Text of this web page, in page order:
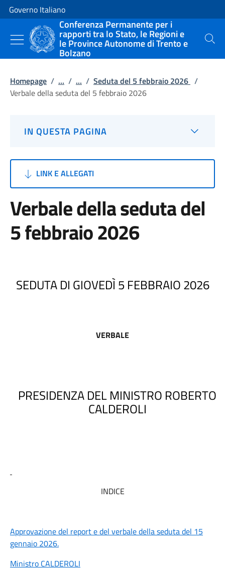
Vai al contenuto
Vai alla navigazione del sito
Governo Italiano
Conferenza Permanente per i
rapporti tra lo Stato, le Regioni e
le Province Autonome di Trento e
Bolzano
Cerca
Homepage / ... / ... / Seduta del 5 febbraio 2026 /
Verbale della seduta del 5 febbraio 2026
IN QUESTA PAGINA
LINK E ALLEGATI
Verbale della seduta del
5 febbraio 2026
SEDUTA DI GIOVEDÌ 5 FEBBRAIO 2026
VERBALE
PRESIDENZA DEL MINISTRO ROBERTO
CALDEROLI
INDICE
Approvazione del report e del verbale della seduta del 15
gennaio 2026.
Ministro CALDEROLI